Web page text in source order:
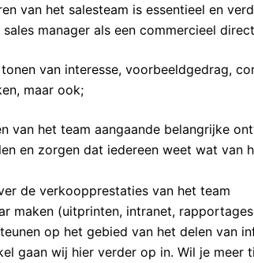
van het salesteam is essentieel en
manager als een commercieel
van interesse, voorbeeldgedrag,
maar ook;
van het team aangaande belangrijke
en zorgen dat iedereen weet wat van
de verkoopprestaties van het team
maken (uitprinten, intranet,
op het gebied van het delen van
gaan wij hier verder op in. Wil je meer